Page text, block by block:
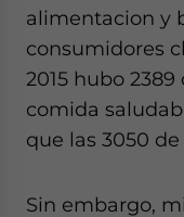
alimentacion y
consumidores
2015 hubo
comida
que las 3050 de
Sin embargo,